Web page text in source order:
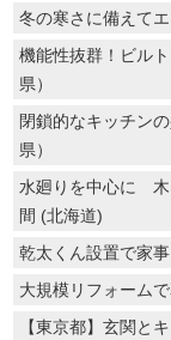
冬の寒さに備えて
機能性抜群！ビル
県）
閉鎖的なキッチン
県）
水廻りを中心に 木
間 (北海道)
乾太くん設置で家事
大規模リフォーム
【東京都】玄関と